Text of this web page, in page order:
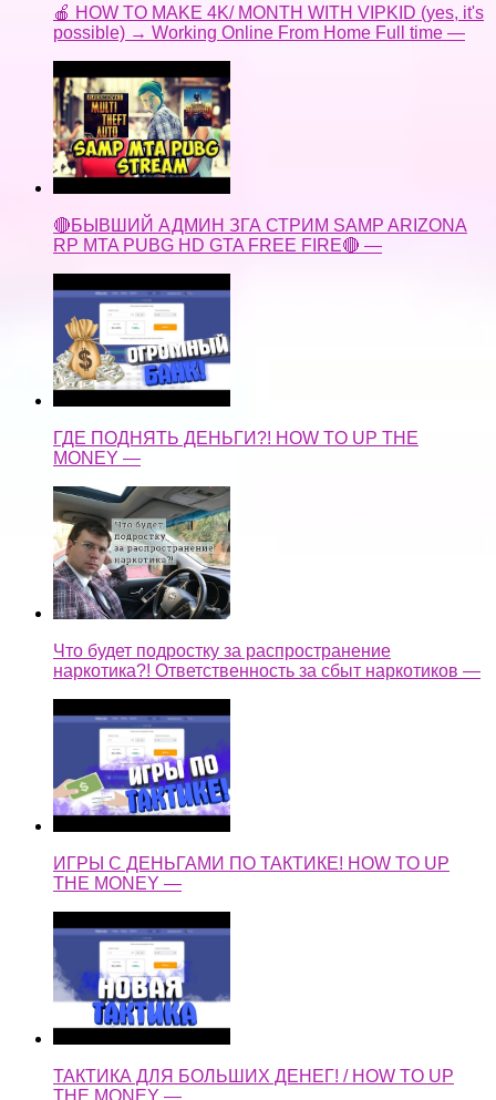
🍎 HOW TO MAKE 4K/ MONTH WITH VIPKID (yes, it's
possible) → Working Online From Home Full time —
🔴БЫВШИЙ АДМИН ЗГА СТРИМ SAMP ARIZONA
RP MTA PUBG HD GTA FREE FIRE🔴 —
ГДЕ ПОДНЯТЬ ДЕНЬГИ?! HOW TO UP THE
MONEY —
Что будет подростку за распространение
наркотика?! Ответственность за сбыт наркотиков —
ИГРЫ С ДЕНЬГАМИ ПО ТАКТИКЕ! HOW TO UP
THE MONEY —
ТАКТИКА ДЛЯ БОЛЬШИХ ДЕНЕГ! / HOW TO UP
THE MONEY —